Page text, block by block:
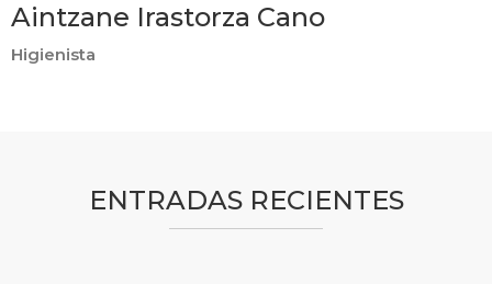
Aintzane Irastorza Cano
Higienista
ENTRADAS RECIENTES